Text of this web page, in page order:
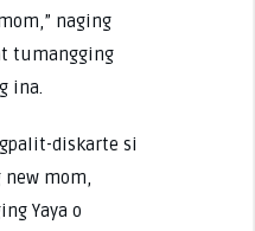
naging
tumangging
ina.
diskarte si
mom,
Yaya o